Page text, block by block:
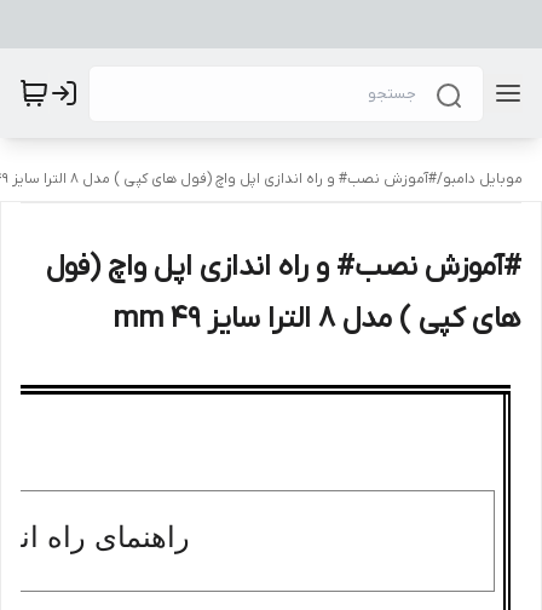
موبایل دامبو/#آموزش نصب# و راه اندازی اپل واچ (فول های کپی ) مدل 8 الترا سایز mm 49
#آموزش نصب# و راه اندازی اپل واچ (فول
های کپی ) مدل 8 الترا سایز mm 49
راهنمای راه